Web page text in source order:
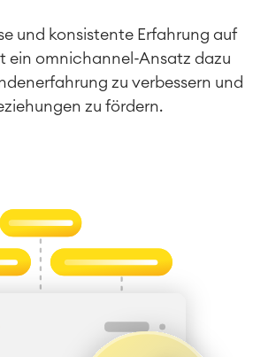
und konsistente Erfahrung auf
ein omnichannel-Ansatz dazu
zu verbessern und
zu fördern.